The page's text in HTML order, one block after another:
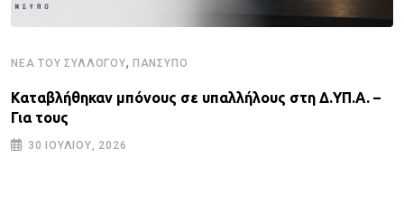
ΝΈΑ ΤΟΥ ΣΥΛΛΌΓΟΥ, ΠΑΝΣΥΠΟ
Καταβλήθηκαν μπόνους σε υπαλλήλους στη Δ.ΥΠ.Α. –
Για τους
30 ΙΟΥΛΊΟΥ, 2026